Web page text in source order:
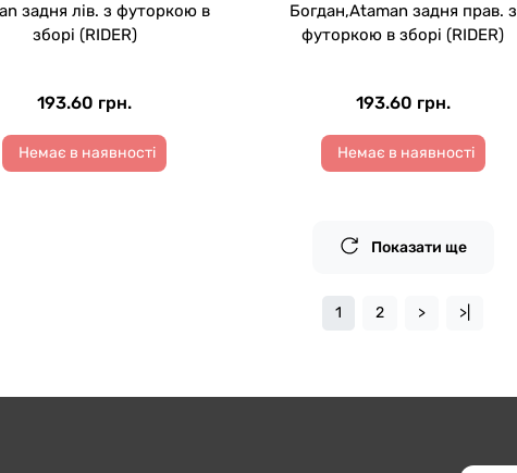
задня лів. з футоркою в
зборі (RIDER)
193.60 грн.
Немає в наявності
Богдан,Ataman задня прав. з
футоркою в зборі (RIDER)
193.60 грн.
Немає в наявності
Показати ще
1 2 > >|